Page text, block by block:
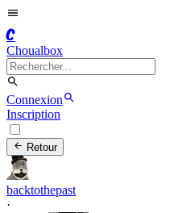
C
Choualbox
Connexion
Inscription
Retour
backtothepast
·